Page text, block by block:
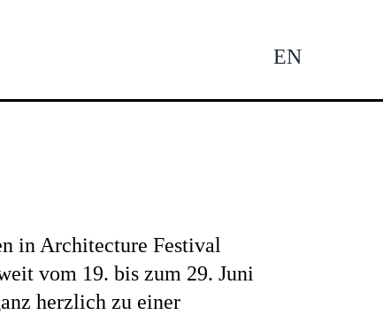
EN
in Architecture Festival
vom 19. bis zum 29. Juni
herzlich zu einer